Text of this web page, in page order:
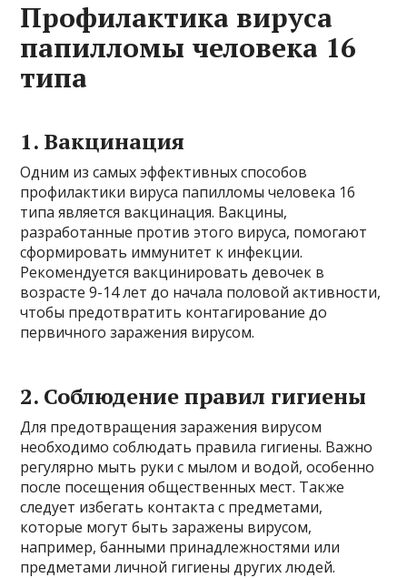
Профилактика вируса
папилломы человека 16
типа
1. Вакцинация
Одним из самых эффективных способов
профилактики вируса папилломы человека 16
типа является вакцинация. Вакцины,
разработанные против этого вируса, помогают
сформировать иммунитет к инфекции.
Рекомендуется вакцинировать девочек в
возрасте 9-14 лет до начала половой активности,
чтобы предотвратить контагирование до
первичного заражения вирусом.
2. Соблюдение правил гигиены
Для предотвращения заражения вирусом
необходимо соблюдать правила гигиены. Важно
регулярно мыть руки с мылом и водой, особенно
после посещения общественных мест. Также
следует избегать контакта с предметами,
которые могут быть заражены вирусом,
например, банными принадлежностями или
предметами личной гигиены других людей.